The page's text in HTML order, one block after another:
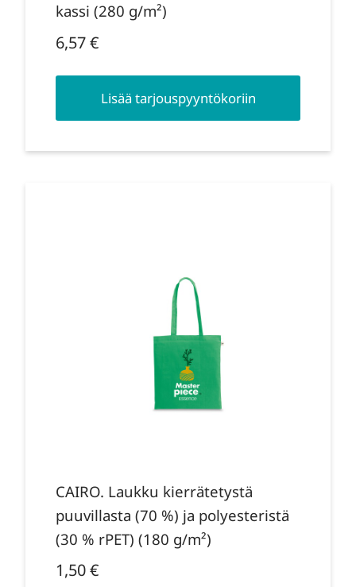
kassi (280 g/m²)
6,57€
Lisää tarjouspyyntökoriin
CAIRO. Laukku kierrätetystä
puuvillasta (70 %) ja polyesteristä
(30 % rPET) (180 g/m²)
1,50€